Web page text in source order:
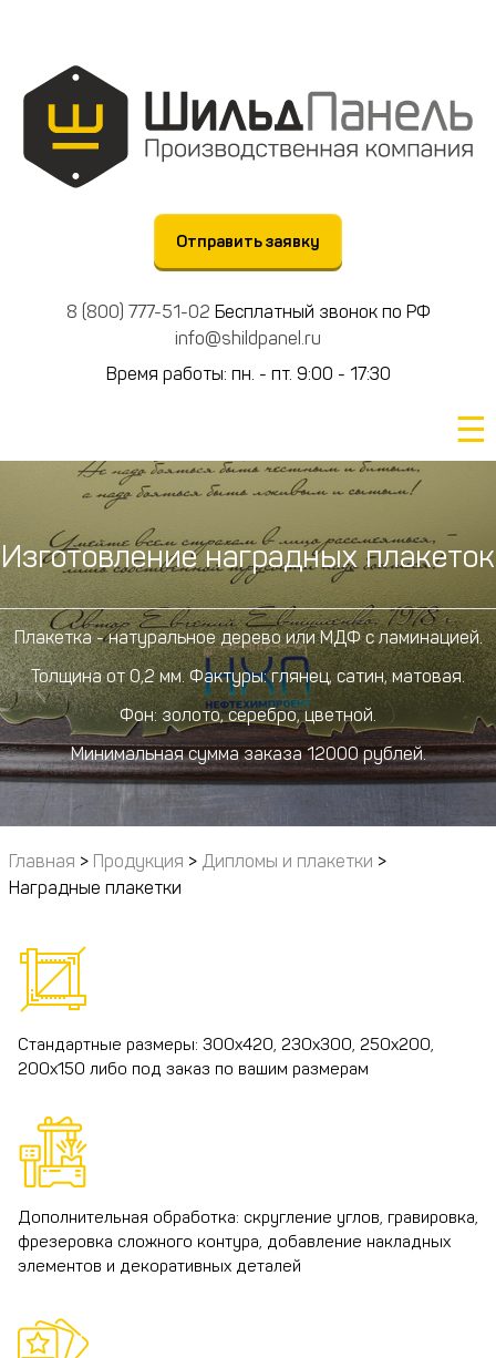
Отправить заявку
8 (800) 777-51-02 Бесплатный звонок по РФ
info@shildpanel.ru
Время работы: пн. - пт. 9:00 - 17:30
☰
Изготовление наградных плакеток
Плакетка - натуральное дерево или МДФ с ламинацией.
Толщина от 0,2 мм. Фактуры: глянец, сатин, матовая.
Фон: золото, серебро, цветной.
Минимальная сумма заказа 12000 рублей.
Главная > Продукция > Дипломы и плакетки >
Наградные плакетки
Стандартные размеры: 300х420, 230х300, 250х200,
200х150 либо под заказ по вашим размерам
Дополнительная обработка: скругление углов, гравировка,
фрезеровка сложного контура, добавление накладных
элементов и декоративных деталей